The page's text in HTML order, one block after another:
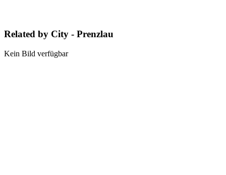
Related by City - Prenzlau
Kein Bild verfügbar